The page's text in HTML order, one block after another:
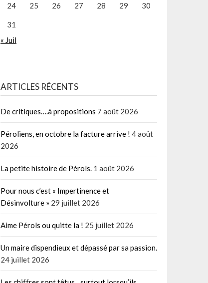
24 25 26 27 28 29 30
31
« Juil
ARTICLES RÉCENTS
De critiques….à propositions 7 août 2026
Péroliens, en octobre la facture arrive ! 4 août
2026
La petite histoire de Pérols. 1 août 2026
Pour nous c’est « Impertinence et
Désinvolture » 29 juillet 2026
Aime Pérols ou quitte la ! 25 juillet 2026
Un maire dispendieux et dépassé par sa passion.
24 juillet 2026